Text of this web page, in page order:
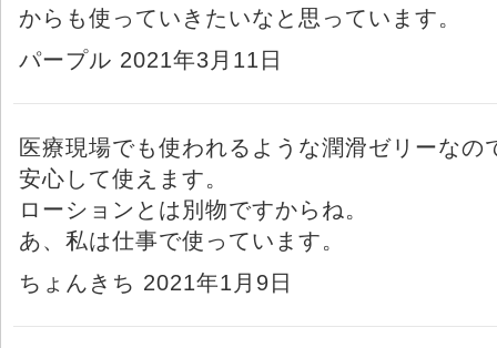
からも使っていきたいなと思っています。
パープル 2021年3月11日
医療現場でも使われるような潤滑ゼリーなの
安心して使えます。
ローションとは別物ですからね。
あ、私は仕事で使っています。
ちょんきち 2021年1月9日